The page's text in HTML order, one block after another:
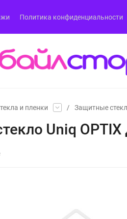
Политика конфиденциальности
и пленки / Защитные
Uniq